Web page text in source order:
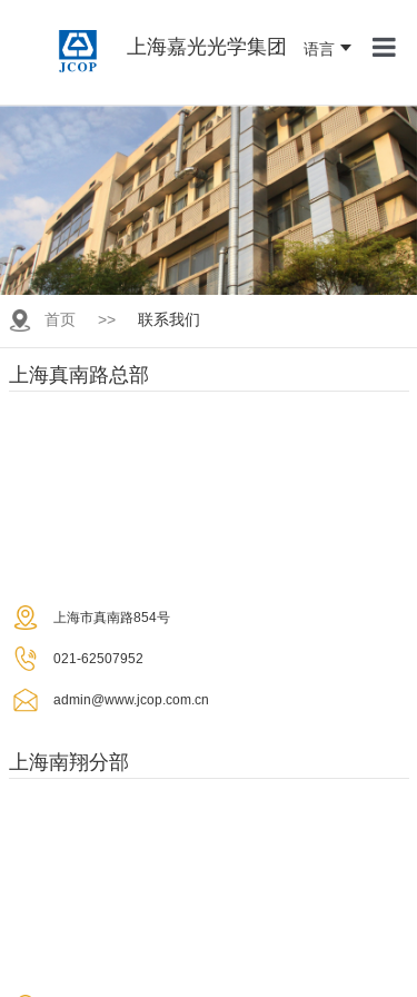
关
产
新
联
语言
上海嘉光光学集团
首页 >> 联系我们
上海真南路总部
上海市真南路854号
021-62507952
admin@www.jcop.com.cn
上海南翔分部